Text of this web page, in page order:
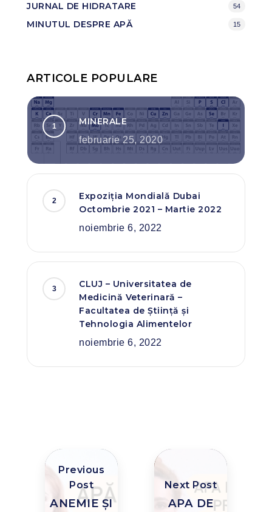
JURNAL DE HIDRATARE 54
MINUTUL DESPRE APĂ 15
ARTICOLE POPULARE
MINERALE
februarie 25, 2020
Expoziția Mondială Dubai
Octombrie 2021 – Martie 2022
noiembrie 6, 2022
CLUJ – Universitatea de
Medicină Veterinară –
Facultatea de Știință și
Tehnologia Alimentelor
noiembrie 6, 2022
Previous
Post
ANEMIE ȘI
Next Post
APA DE